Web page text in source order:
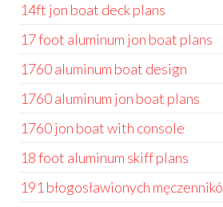
14ft jon boat deck plans
17 foot aluminum jon boat plans
1760 aluminum boat design
1760 aluminum jon boat plans
1760 jon boat with console
18 foot aluminum skiff plans
191 błogosławionych